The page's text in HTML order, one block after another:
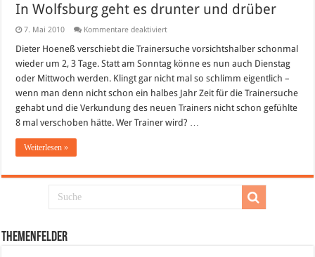
In Wolfsburg geht es drunter und drüber
7. Mai 2010 Kommentare deaktiviertfür
Wolfsburg
es
drunter
und
drüber
Dieter Hoeneß verschiebt die Trainersuche vorsichtshalber schonmal
wieder um 2, 3 Tage. Statt am Sonntag könne es nun auch Dienstag
oder Mittwoch werden. Klingt gar nicht mal so schlimm eigentlich –
wenn man denn nicht schon ein halbes Jahr Zeit für die Trainersuche
gehabt und die Verkundung des neuen Trainers nicht schon gefühlte
8 mal verschoben hätte. Wer Trainer wird? …
Weiterlesen »
Themenfelder